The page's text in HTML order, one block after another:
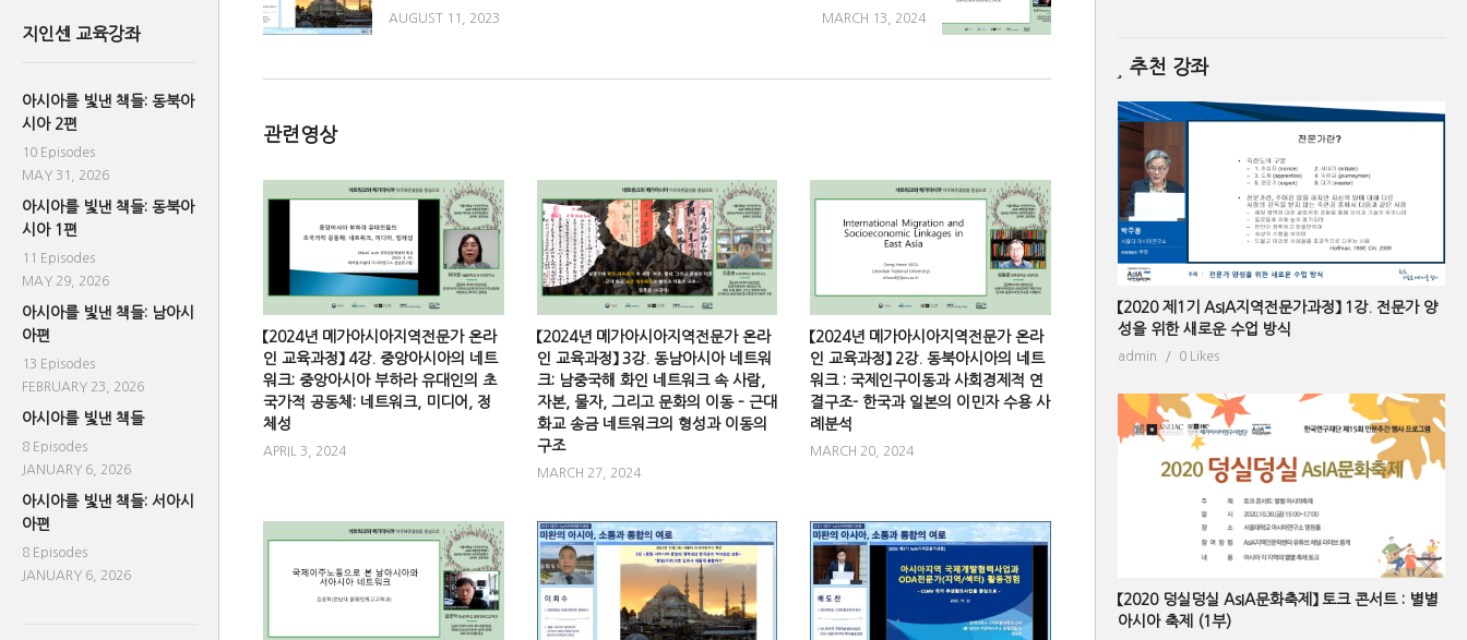
지인센 교육강좌
아시아를 빛낸 책들: 동북아
시아 2편
10 Episodes
MAY 31, 2026
아시아를 빛낸 책들: 동북아
시아 1편
11 Episodes
MAY 29, 2026
아시아를 빛낸 책들: 남아시
아편
13 Episodes
FEBRUARY 23, 2026
아시아를 빛낸 책들
8 Episodes
JANUARY 6, 2026
아시아를 빛낸 책들: 서아시
아편
8 Episodes
JANUARY 6, 2026
AUGUST 11, 2023 MARCH 13, 2024
관련영상
【2024년 메가아시아지역전문가 온라
인 교육과정】 4강. 중앙아시아의 네트
워크: 중앙아시아 부하라 유대인의 초
국가적 공동체: 네트워크, 미디어, 정
체성
APRIL 3, 2024
【2024년 메가아시아지역전문가 온라
인 교육과정】 3강. 동남아시아 네트워
크: 남중국해 화인 네트워크 속 사람,
자본, 물자, 그리고 문화의 이동 – 근대
화교 송금 네트워크의 형성과 이동의
구조
MARCH 27, 2024
【2024년 메가아시아지역전문가 온라
인 교육과정】 2강. 동북아시아의 네트
워크 : 국제인구이동과 사회경제적 연
결구조- 한국과 일본의 이민자 수용 사
례분석
MARCH 20, 2024
추천 강좌
【2020 제1기 AsIA지역전문가과정】 1강. 전문가 양
성을 위한 새로운 수업 방식
admin 0 Likes
【2020 덩실덩실 AsIA문화축제】 토크 콘서트 : 별별
아시아 축제 (1부)